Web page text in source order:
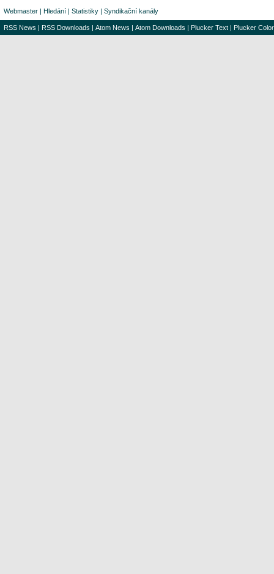
Webmaster | Hledání | Statistiky | Syndikační kanály
RSS News | RSS Downloads | Atom News | Atom Downloads | Plucker Text | Plucker Color